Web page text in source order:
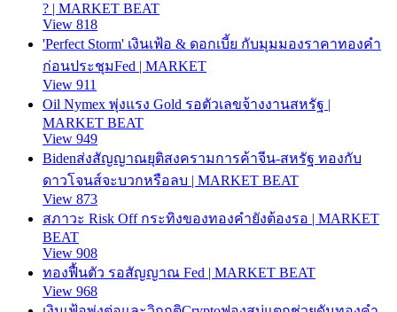
? | MARKET BEAT
View 818
'Perfect Storm' เงินเฟ้อ & ดอกเบี้ย กับมุมมองราคาทองคำ
ก่อนประชุมFed | MARKET
View 911
Oil Nymex พุ่งแรง Gold รอตัวเลขจ้างงานสหรัฐ |
MARKET BEAT
View 949
Bidenส่งสัญญาณยุติสงครามการค้าจีน-สหรัฐ ทองกับ
ดาวโจนส์จะบวกหรือลบ | MARKET BEAT
View 873
สภาวะ Risk Off กระทิงของทองคำยังต้องรอ | MARKET
BEAT
View 908
ทองฟื้นตัว รอสัญญาณ Fed | MARKET BEAT
View 968